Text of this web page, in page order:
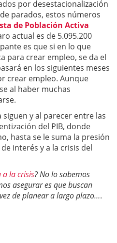
por desestacionalización
parados, estos números
de Población Activa
actual es de 5.095.200
es que si en lo que
para crear empleo, se da el
en los siguientes meses
crear empleo. Aunque
al haber muchas
siguen y al parecer entre las
del PIB, donde
hasta se le suma la presión
interés y a la crisis del
a la crisis? No lo sabemos
asegurar es que buscan
de planear a largo plazo….